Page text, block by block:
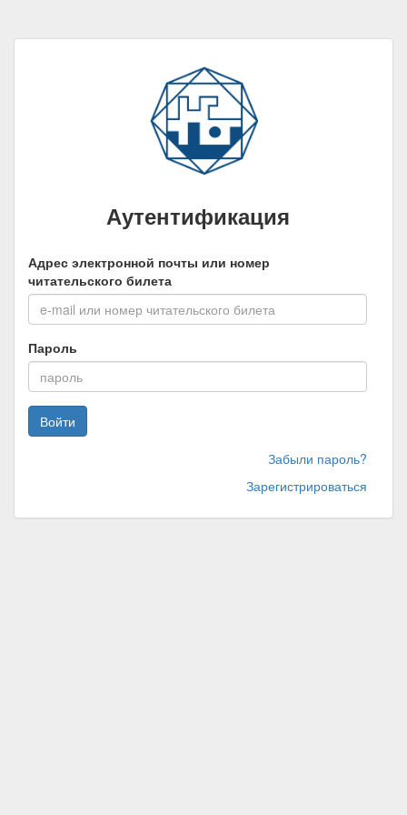
Аутентификация
Адрес электронной почты или номер
читательского билета
Пароль
Войти
Забыли пароль?
Зарегистрироваться